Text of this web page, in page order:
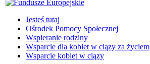
Jesteś tutaj
Ośrodek Pomocy Społecznej
Wspieranie rodziny
Wsparcie dla kobiet w ciązy za życiem
Wsparcie kobiet w ciązy